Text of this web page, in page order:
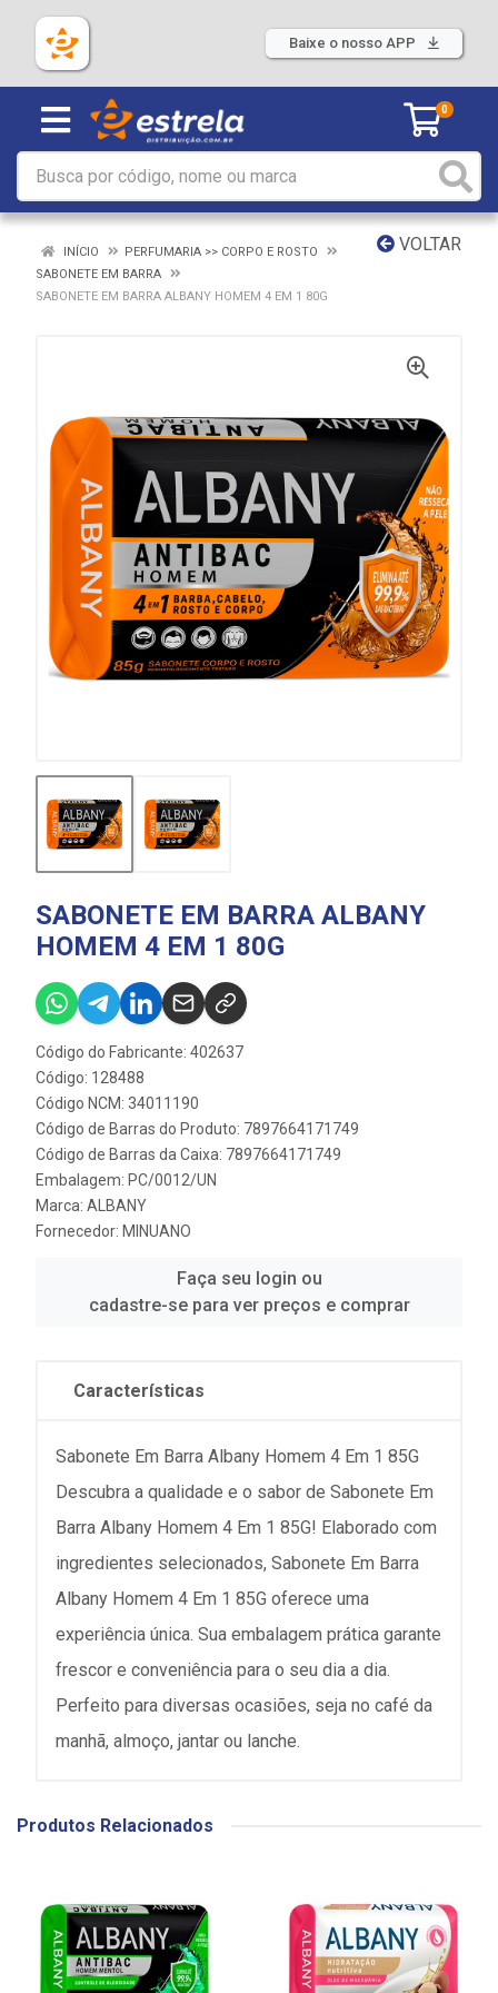
Baixe o nosso APP
0
VOLTAR
INÍCIO
PERFUMARIA >> CORPO E ROSTO
SABONETE EM BARRA
SABONETE EM BARRA ALBANY HOMEM 4 EM 1 80G
SABONETE EM BARRA ALBANY
HOMEM 4 EM 1 80G
Código do Fabricante: 402637
Código: 128488
Código NCM: 34011190
Código de Barras do Produto: 7897664171749
Código de Barras da Caixa: 7897664171749
Embalagem: PC/0012/UN
Marca: ALBANY
Fornecedor: MINUANO
Faça seu login ou
cadastre-se para ver preços e comprar
Características
Sabonete Em Barra Albany Homem 4 Em 1 85G
Descubra a qualidade e o sabor de Sabonete Em
Barra Albany Homem 4 Em 1 85G! Elaborado com
ingredientes selecionados, Sabonete Em Barra
Albany Homem 4 Em 1 85G oferece uma
experiência única. Sua embalagem prática garante
frescor e conveniência para o seu dia a dia.
Perfeito para diversas ocasiões, seja no café da
manhã, almoço, jantar ou lanche.
Produtos Relacionados